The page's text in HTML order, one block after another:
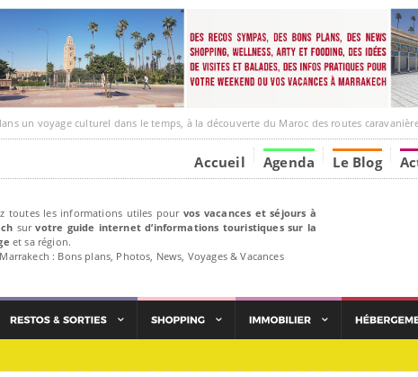
voyage culturel dans le temps, à la découverte du Maroc des routes caravanières et de ses liens
Accueil Agenda Le Blog
toutes les informations utiles pour vos vacances et séjours à
survotre guide internet d’informations touristiques sur la
et sa région.
: Bons plans, Photos, News, Voyages & Vacances